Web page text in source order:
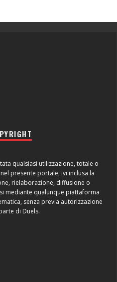
qualsiasi utilizzazione, totale o
presente portale, ivi inclusa la
rielaborazione, diffusione o
mediante qualunque piattaforma
senza previa autorizzazione
di Duels.